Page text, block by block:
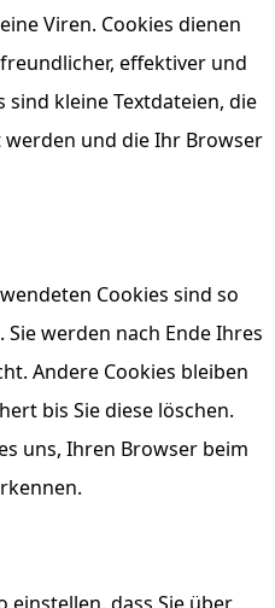
Viren. Cookies dienen
effektiver und
sind kleine Textdateien, die
und die Ihr Browser
Cookies sind so
Sie werden nach Ende Ihres
Andere Cookies bleiben
bis Sie diese löschen.
uns, Ihren Browser beim